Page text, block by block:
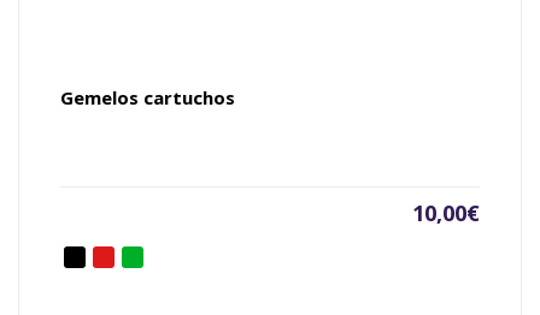
Gemelos cartuchos
10,00€